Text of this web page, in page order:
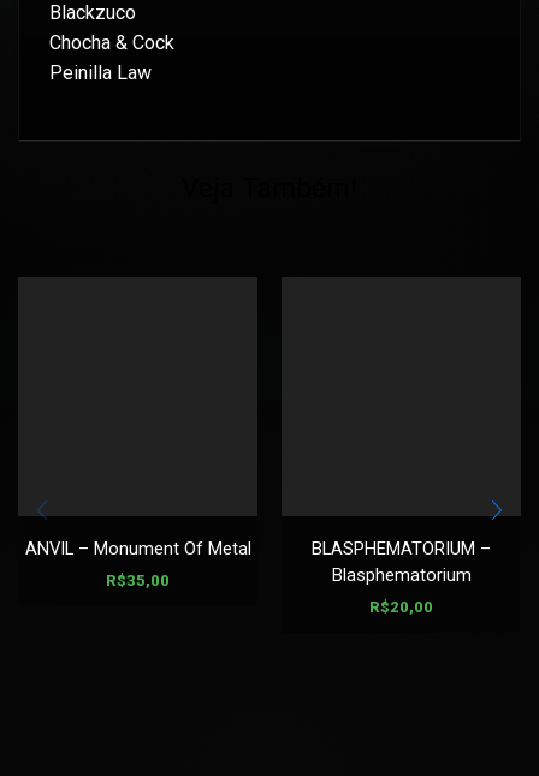
Blackzuco
Chocha & Cock
Peinilla Law
ANVIL – Monument Of Metal
R$35,00
BLASPHEMATORIUM –
Blasphematorium
R$20,00